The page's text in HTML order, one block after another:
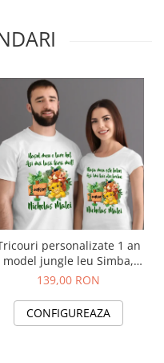
personalizate 1 an
model jungle leu Simba,
pentru nasi
139,00 RON
CONFIGUREAZA